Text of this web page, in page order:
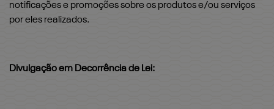
notificações e promoções sobre os produtos e/ou serviços
por eles realizados.
Divulgação em Decorrência de Lei: